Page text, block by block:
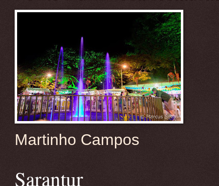
Martinho Campos
Sarantur